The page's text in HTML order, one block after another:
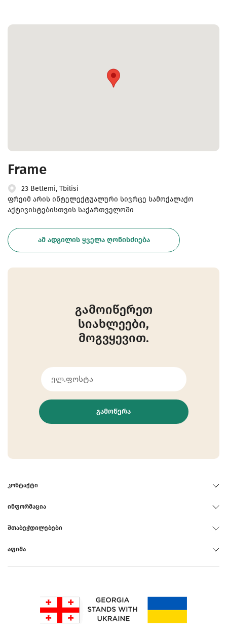
Frame
23 Betlemi, Tbilisi
ფრეიმ არის ინტელექტუალური სივრცე სამოქალაქო
აქტივისტებისთვის საქართველოში
ᲐᲛ ᲐᲓᲒᲘᲚᲘᲡ ᲧᲕᲔᲚᲐ ᲦᲝᲜᲘᲡᲫᲘᲔᲑᲐ
გამოიწერეთ
სიახლეები,
მოგვყევით.
ᲒᲐᲛᲝᲬᲔᲠᲐ
ᲙᲝᲜᲢᲐᲥᲢᲘ
ᲘᲜᲤᲝᲠᲛᲐᲪᲘᲐ
ᲨᲗᲐᲑᲔᲭᲓᲘᲚᲔᲑᲔᲑᲘ
ᲐᲤᲘᲨᲐ